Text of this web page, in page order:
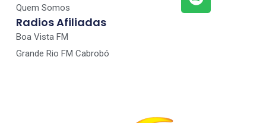
Quem Somos
Radios Afiliadas
Boa Vista FM
Grande Rio FM Cabrobó